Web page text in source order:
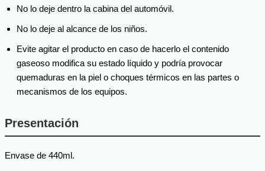
No lo deje dentro la cabina del automóvil.
No lo deje al alcance de los niños.
Evite agitar el producto en caso de hacerlo el contenido
gaseoso modifica su estado líquido y podría provocar
quemaduras en la piel o choques térmicos en las partes o
mecanismos de los equipos.
Presentación
Envase de 440ml.